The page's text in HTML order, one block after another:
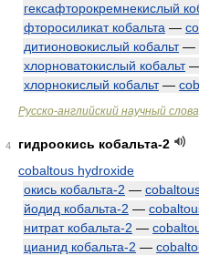
гексафторокремнекислый
фторосиликат кобальта —
дитионовокислый кобальт—
хлорноватокислый кобальт
хлорнокислый кобальт—
Русско-английский научный
4
гидроокись кобальта-2
cobaltous hydroxide
окись кобальта-2 —
йодид кобальта-2 —
нитрат кобальта-2 —
цианид кобальта-2 —